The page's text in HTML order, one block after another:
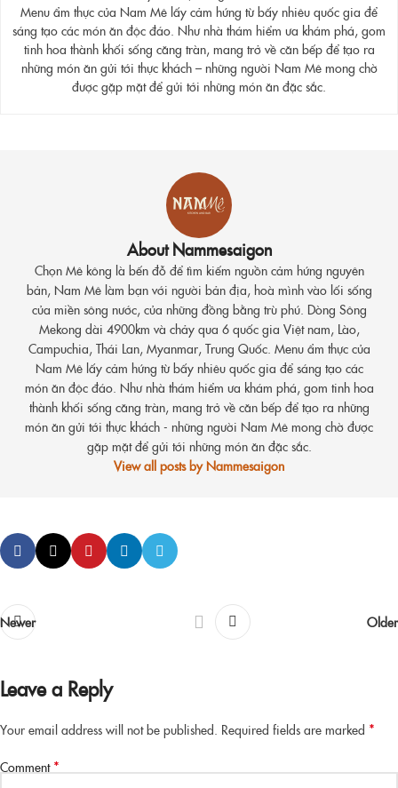
Menu ẩm thực của Nam Mê lấy cảm hứng từ bấy nhiêu quốc gia để
sáng tạo các món ăn độc đáo. Như nhà thám hiểm ưa khám phá, gom
tinh hoa thành khối sống căng tràn, mang trở về căn bếp để tạo ra
những món ăn gửi tới thực khách – những người Nam Mê mong chờ
được gặp mặt để gửi tới những món ăn đặc sắc.
About Nammesaigon
Chọn Mê kông là bến đỗ để tìm kiếm nguồn cảm hứng nguyên
bản, Nam Mê làm bạn với người bản địa, hoà mình vào lối sống
của miền sông nước, của những đồng bằng trù phú. Dòng Sông
Mekong dài 4900km và chảy qua 6 quốc gia Việt nam, Lào,
Campuchia, Thái Lan, Myanmar, Trung Quốc. Menu ẩm thực của
Nam Mê lấy cảm hứng từ bấy nhiêu quốc gia để sáng tạo các
món ăn độc đáo. Như nhà thám hiểm ưa khám phá, gom tinh hoa
thành khối sống căng tràn, mang trở về căn bếp để tạo ra những
món ăn gửi tới thực khách - những người Nam Mê mong chờ được
gặp mặt để gửi tới những món ăn đặc sắc.
View all posts by Nammesaigon
Newer Older
Leave a Reply
Your email address will not be published. Required fields are marked *
Comment *